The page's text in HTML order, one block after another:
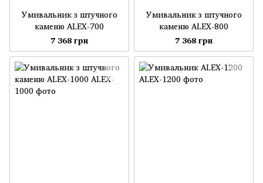
Умивальник з штучного
каменю ALEX-700
7 368 грн
Умивальник з штучного
каменю ALEX-800
7 368 грн